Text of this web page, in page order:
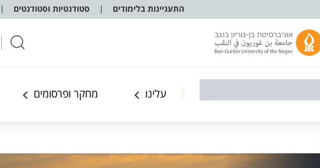
התעניינות בלימודים סטודנטיות וסטודנטים
עלינו מחקר ופרסומים